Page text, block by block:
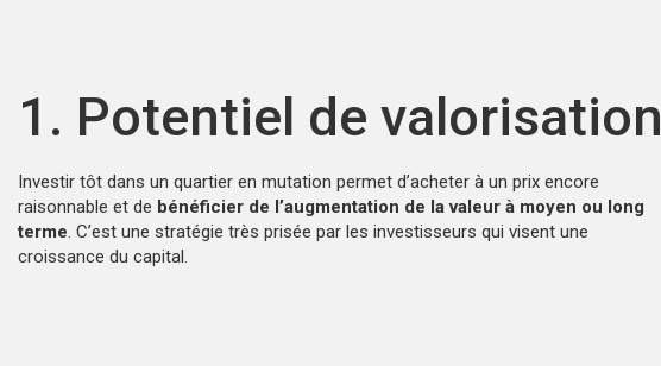
1. Potentiel de valorisation
Investir tôt dans un quartier en mutation permet d’acheter à un prix encore
raisonnable et de bénéficier de l’augmentation de la valeur à moyen ou long
terme. C’est une stratégie très prisée par les investisseurs qui visent une
croissance du capital.